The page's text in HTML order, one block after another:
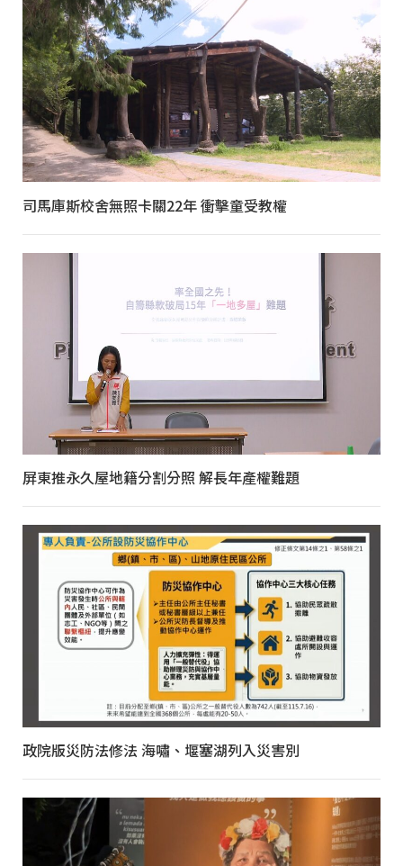
司馬庫斯校舍無照卡關22年 衝擊童受教權
屏東推永久屋地籍分割分照 解長年產權難題
政院版災防法修法 海嘯、堰塞湖列入災害別